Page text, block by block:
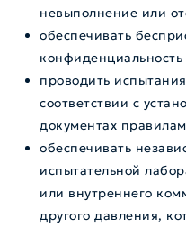
невыполнение или
обеспечивать
проводить
соответствии с
документах
обеспечивать
испытательной
или внутреннего
другого давления,